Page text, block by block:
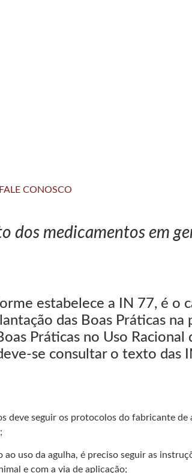
FALE CONOSCO
medicamentos em
estabelece a IN 77, é o
das Boas Práticas na
Práticas no Uso Racional
se consultar o texto das
deve seguir os protocolos do fabricante
uso da agulha, é preciso seguir as
e com a via de aplicação;